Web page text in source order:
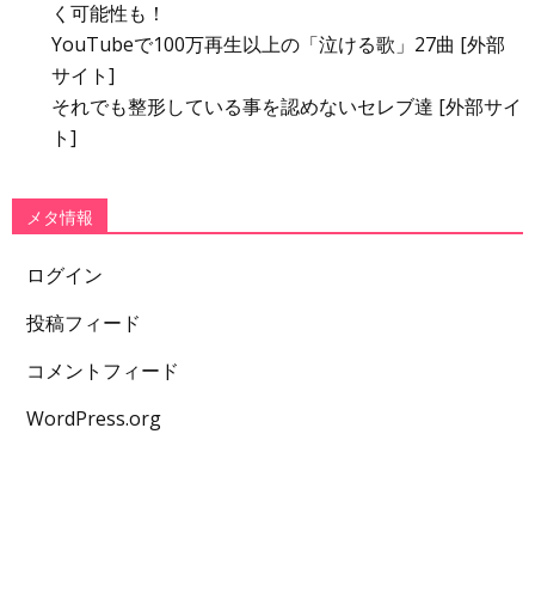
く可能性も！
YouTubeで100万再生以上の「泣ける歌」27曲 [外部
サイト]
それでも整形している事を認めないセレブ達 [外部サイ
ト]
メタ情報
ログイン
投稿フィード
コメントフィード
WordPress.org